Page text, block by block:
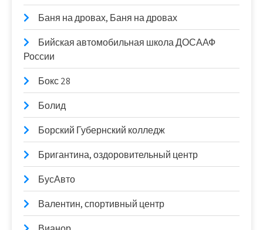
Баня на дровах, Баня на дровах
Бийская автомобильная школа ДОСААФ
России
Бокс 28
Болид
Борский Губернский колледж
Бригантина, оздоровительный центр
БусАвто
Валентин, спортивный центр